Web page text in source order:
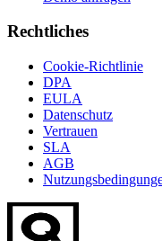
Rechtliches
Cookie-Richtlinie
DPA
EULA
Datenschutz
Vertrauen
SLA
AGB